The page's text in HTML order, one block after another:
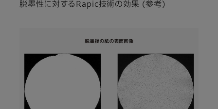
脱墨性に対するRapic技術の効果 (参考)